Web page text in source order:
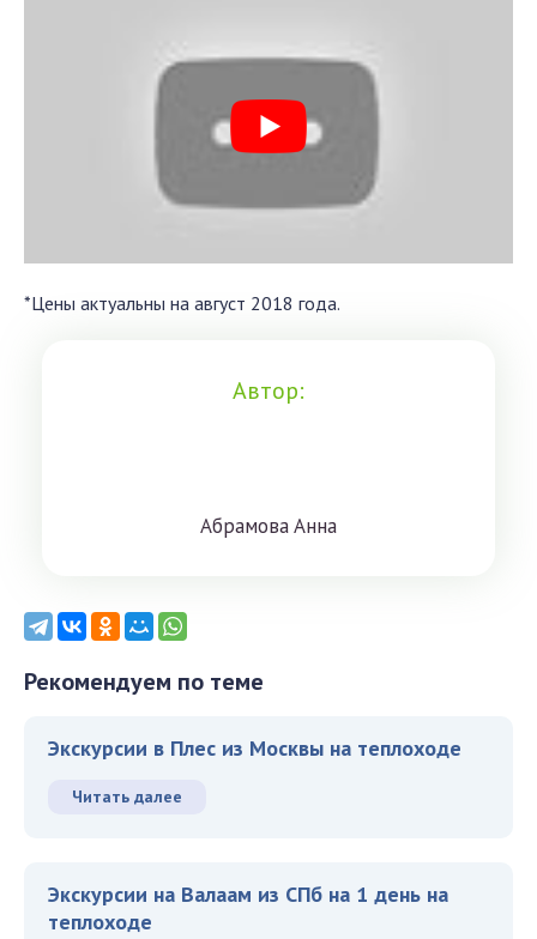
*Цены актуальны на август 2018 года.
Автор:
Aбрaмoвa Aннa
Рекомендуем по теме
Экскурсии в Плес из Москвы на теплоходе
Читать далее
Экскурсии на Валаам из СПб на 1 день на
теплоходе